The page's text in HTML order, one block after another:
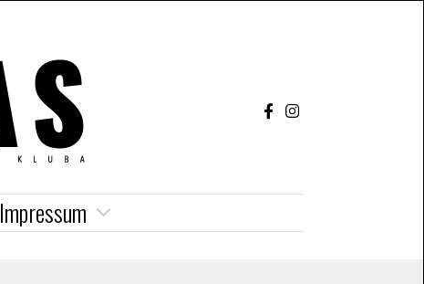
Impressum